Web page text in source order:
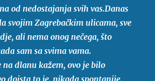
od nedostajanja svih vas.Danas
svojim Zagrebačkim ulicama, sve
ali nema onog nečega, što
sam sa svima vama.
na dlanu kažem, ovo je bilo
doista to je, nikada spontanije,